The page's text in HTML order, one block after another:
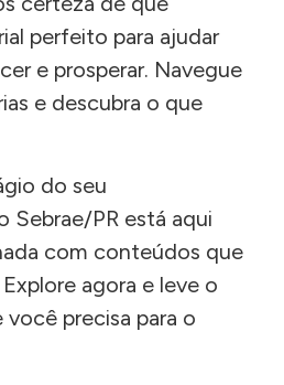
perfeito para ajudar
e prosperar. Navegue
e descubra o que
do seu
Sebrae/PR está aqui
com conteúdos que
agora e leve o
precisa para o